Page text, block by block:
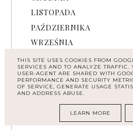
LISTOPADA
PAŹDZIERNIKA
WRZEŚNIA
SIERPNIA
LIPCA
CZERWCA
THIS SITE USES COOKIES FROM
SERVICES AND TO ANALYZE
USER-AGENT ARE SHARED WITH
PERFORMANCE AND SECURITY
OF SERVICE, GENERATE USAGE
AND ADDRESS ABUSE.
LEARN MORE